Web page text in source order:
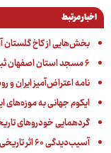
اخبار مرتبط
بخش‌هایی از کاخ
۶ مسجد استان اصفهان ثبت جهانی می‌شود
نامه اعتراض‌آمیز ایران و
ایکوم جهانی به موزه‌های
گردهمایی خودروهای
آسیب‌دیدگی ۶۰ اثر تاریخی در جنگ تحمیلی سوم در تهران